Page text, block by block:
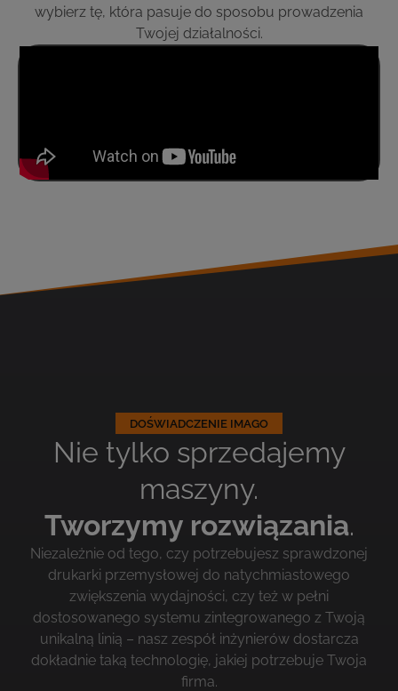
wybierz tę, która pasuje do sposobu prowadzenia
Twojej działalności.
DOŚWIADCZENIE IMAGO
Nie tylko sprzedajemy
maszyny.
Tworzymy rozwiązania.
Niezależnie od tego, czy potrzebujesz sprawdzonej
drukarki przemysłowej do natychmiastowego
zwiększenia wydajności, czy też w pełni
dostosowanego systemu zintegrowanego z Twoją
unikalną linią – nasz zespół inżynierów dostarcza
dokładnie taką technologię, jakiej potrzebuje Twoja
firma.